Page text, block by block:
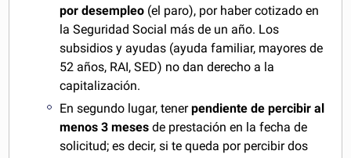
por desempleo (el paro), por haber cotizado en
la Seguridad Social más de un año. Los
subsidios y ayudas (ayuda familiar, mayores de
52 años, RAI, SED) no dan derecho a la
capitalización.
En segundo lugar, tenerpendiente de percibir al
menos 3 meses de prestación en la fecha de
solicitud; es decir, si te queda por percibir dos